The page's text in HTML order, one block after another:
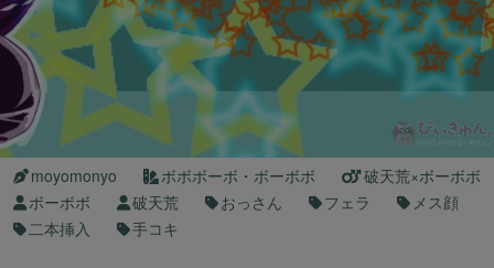
moyomonyo ボボボーボ・ボーボボ
破天荒×ボーボボ
ボーボボ
破天荒 おっさん フェラ
メス顔
二本挿入
手コキ